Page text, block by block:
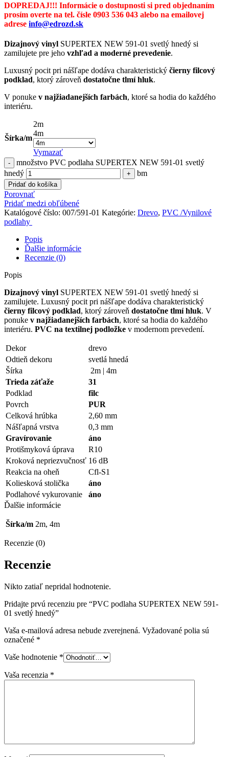
DOPREDAJ!!! Informácie o dostupnosti si pred objednaním
prosím overte na tel. čísle 0903 536 043 alebo na emailovej
adrese info@edrozd.sk
Dizajnový vinyl SUPERTEX NEW 591-01 svetlý hnedý si
zamilujete pre jeho vzhľad a moderné prevedenie.
Luxusný pocit pri nášľape dodáva charakteristický čierny filcový
podklad, ktorý zároveň dostatočne tlmí hluk.
V ponuke v najžiadanejších farbách, ktoré sa hodia do každého
interiéru.
Šírka/m
2m
4m
Vymazať
množstvo PVC podlaha SUPERTEX NEW 591-01 svetlý
hnedý
bm
Pridať do košíka
Porovnať
Pridať medzi obľúbené
Katalógové číslo: 007/591-01 Kategórie: Drevo, PVC /Vynilové
podlahy
Popis
Ďalšie informácie
Recenzie (0)
Popis
Dizajnový vinyl SUPERTEX NEW 591-01 svetlý hnedý si
zamilujete. Luxusný pocit pri nášľape dodáva charakteristický
čierny filcový podklad, ktorý zároveň dostatočne tlmí hluk. V
ponuke v najžiadanejších farbách, ktoré sa hodia do každého
interiéru. PVC na textilnej podložke v modernom prevedení.
Dekor
drevo
Odtieň dekoru
svetlá hnedá
Šírka
2m | 4m
Trieda záťaže
31
Podklad
filc
Povrch
PUR
Celková hrúbka
2,60 mm
Nášľapná vrstva
0,3 mm
Gravírovanie
áno
Protišmyková úprava
R10
Kroková nepriezvučnosť 16 dB
Reakcia na oheň
Cfl-S1
Koliesková stolička
áno
Podlahové vykurovanie
áno
Ďalšie informácie
Šírka/m 2m, 4m
Recenzie (0)
Recenzie
Nikto zatiaľ nepridal hodnotenie.
Pridajte prvú recenziu pre “PVC podlaha SUPERTEX NEW 591-
01 svetlý hnedý”
Vaša e-mailová adresa nebude zverejnená. Vyžadované polia sú
označené *
Vaše hodnotenie *
Vaša recenzia *